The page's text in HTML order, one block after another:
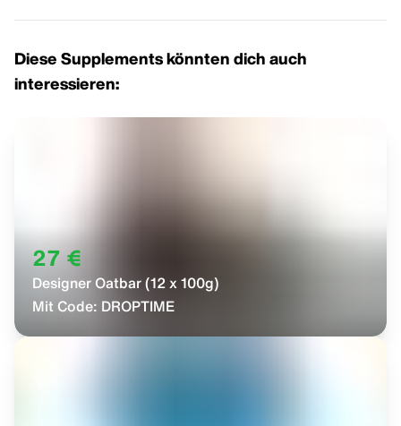
Diese Supplements könnten dich auch
interessieren:
27 €
Designer Oatbar (12 x 100g)
Mit Code: DROPTIME